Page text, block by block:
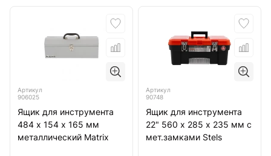
Артикул
906025
Ящик для инструмента
484 х 154 х 165 мм
металлический Matrix
Артикул
90748
Ящик для инструмента
22" 560 х 285 х 235 мм с
мет.замками Stels